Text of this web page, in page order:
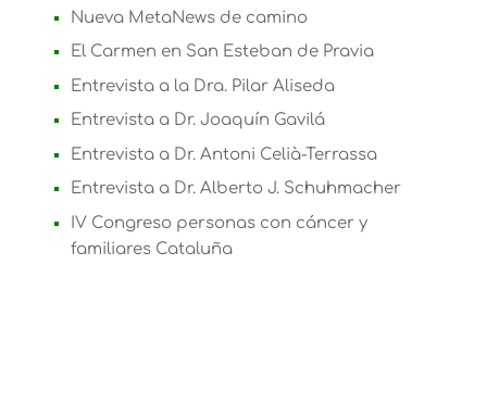
Nueva MetaNews de camino
El Carmen en San Esteban de Pravia
Entrevista a la Dra. Pilar Aliseda
Entrevista a Dr. Joaquín Gavilá
Entrevista a Dr. Antoni Celià-Terrassa
Entrevista a Dr. Alberto J. Schuhmacher
IV Congreso personas con cáncer y
familiares Cataluña